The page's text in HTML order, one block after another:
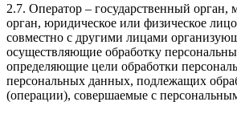
2.7. Оператор – государственный
орган, юридическое или физическое
совместно с другими лицами
осуществляющие обработку
определяющие цели обработки
персональных данных, подлежащих
(операции), совершаемые с